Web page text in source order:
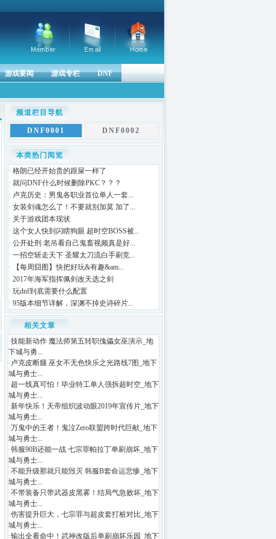
游戏要闻 游戏专栏 DNF
频道栏目导航
DNF0001 DNF0002
本类热门阅览
· 格朗已经开始贵的跟屎一样了
· 就问DNF什么时候删除PKC？？？
· 卢克历史：男鬼各职业首位单人一套...
· 女装剑魂怎么了！不要就别加莫 加了...
· 关于游戏团本现状
· 这个女人快到闪瞎狗眼 超时空BOSS被...
· 公开处刑 老吊看自己鬼畜视频真是好...
· 一招空斩走天下 圣耀太刀流白手刷竞...
·
【每周囧图】快把好玩&有趣&am...
· 2017年海军指挥佩剑改天选之剑
· 玩dnf到底需要什么配置
· 95版本细节详解，深渊不掉史诗碎片...
相关文章
·技能新动作 魔法师第五转职傀儡女巫演示_地
下城与勇...
·卢克皮断腿 巫女不无色快乐之光路线7图_地下
城与勇士...
·超一线真可怕！毕业特工单人强拆超时空_地下
城与勇士...
·新年快乐！天帝组织波动眼2019年宣传片_地下
城与勇士...
·万鬼中的王者！鬼泣Zero联盟跨时代巨献_地下
城与勇士...
·韩服90B还能一战 七宗罪帕拉丁单刷崩坏_地下
城与勇士...
·不能升级那就只能毁灭 韩服B套命运悲惨_地下
城与勇士...
·不带装备只带武器皮黑雾！结局气急败坏_地下
城与勇士...
·伤害提升巨大，七宗罪与超皮套打桩对比_地下
城与勇士...
·输出全看命中！武神改版后单刷崩坏乐园_地下